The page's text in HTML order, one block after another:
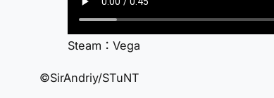
Steam：Vega
©SirAndriy/STuNT